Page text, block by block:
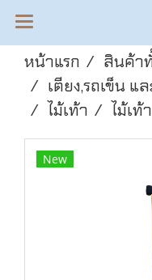
หน้าแรก
สินค้า
เตียง,รถเข็น
ไม้เท้า
ไม้เ
New